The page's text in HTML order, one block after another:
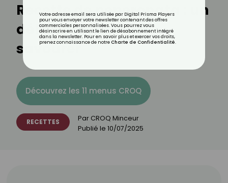
Recette de peperonata : un
délice provençal à
savourer
Découvrez les 11 menus CROQ
RECETTES Par CROQ Minceur
Publié le 10/07/2025
Votre adresse email sera utilisée par Digital Prisma Players
pour vous envoyer votre newsletter contenant des offres
commerciales personnalisées. Vous pourrez vous
désinscrire en utilisant le lien de désabonnement intégré
dans la newsletter. Pour en savoir plus et exercer vos droits,
prenez connaissance de notre Charte de Confidentialité.